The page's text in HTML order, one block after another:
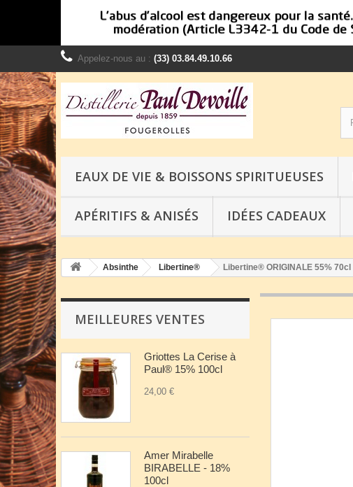
Appelez-nous au : (33) 03.84.49.10.66
EAUX DE VIE & BOISSONS SPIRITUEUSES
APÉRITIFS & ANISÉS IDÉES CADEAUX
Absinthe Libertine® Libertine® ORIGINALE 55% 70cl
MEILLEURES VENTES
Griottes La Cerise à
Paul® 15% 100cl
24,00 €
Amer Mirabelle
BIRABELLE - 18%
100cl